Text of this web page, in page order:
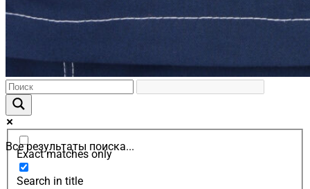
Все результаты поиска...
Exact matches only
Search in title